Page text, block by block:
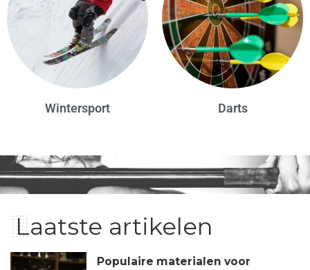
Wintersport Darts
Laatste artikelen
Populaire materialen voor